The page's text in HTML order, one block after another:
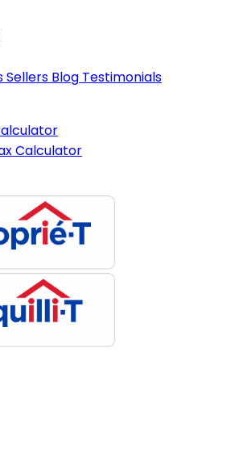
Sellers Blog Testimonials
Calculator